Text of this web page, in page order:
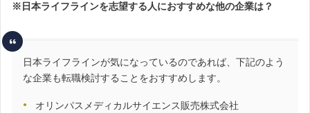
※日本ライフラインを志望する人におすすめな他の企業は？
日本ライフラインが気になっているのであれば、下記のよう
な企業も転職検討することをおすすめします。
オリンパスメディカルサイエンス販売株式会社